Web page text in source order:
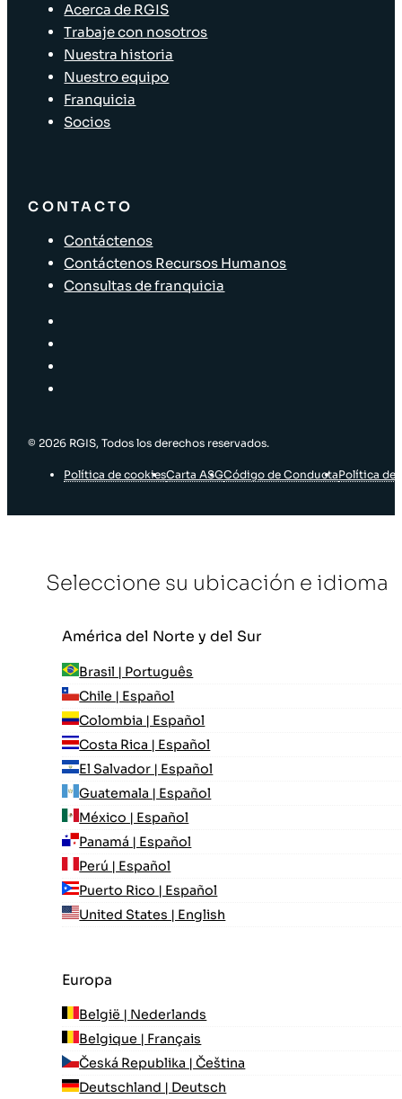
Acerca de RGIS
Trabaje con nosotros
Nuestra historia
Nuestro equipo
Franquicia
Socios
CONTACTO
Contáctenos
Contáctenos Recursos Humanos
Consultas de franquicia
© 2026 RGIS, Todos los derechos reservados.
Política de cookiesCarta ASGCódigo de ConductaPolítica de
Seleccione su ubicación e idioma
América del Norte y del Sur
Brasil | Português
Chile | Español
Colombia | Español
Costa Rica | Español
El Salvador | Español
Guatemala | Español
México | Español
Panamá | Español
Perú | Español
Puerto Rico | Español
United States | English
Europa
België | Nederlands
Belgique | Français
Česká Republika | Čeština
Deutschland | Deutsch